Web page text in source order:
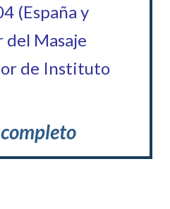
(España y
del Masaje
de Instituto